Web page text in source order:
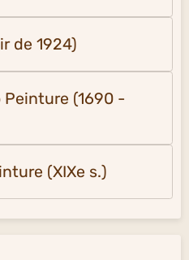
de 1924)
Peinture (1690 -
(XIXe s.)